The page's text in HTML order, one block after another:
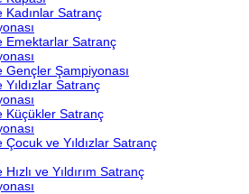
Kadınlar Satranç
Emektarlar Satranç
Gençler Şampiyonası
Yıldızlar Satranç
Küçükler Satranç
Çocuk ve Yıldızlar Satranç
ve Yıldırım Satranç